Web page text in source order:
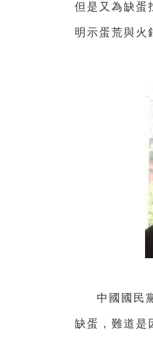
但是又為缺蛋
明示蛋荒與火
中國國民
缺蛋，難道是